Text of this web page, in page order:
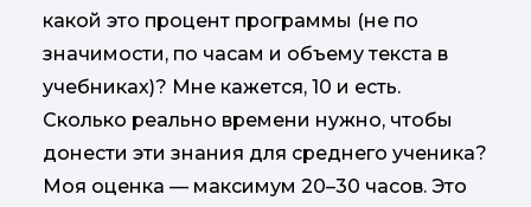
какой это процент программы (не по
значимости, по часам и объему текста в
учебниках)? Мне кажется, 10 и есть.
Сколько реально времени нужно, чтобы
донести эти знания для среднего ученика?
Моя оценка — максимум 20–30 часов. Это